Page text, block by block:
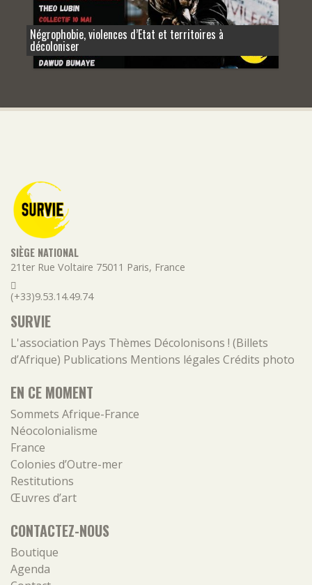
Négrophobie, violences d’Etat et territoires à
décoloniser
SIÈGE NATIONAL
21ter Rue Voltaire 75011 Paris, France
(+33)9.53.14.49.74
SURVIE
L'association Pays Thèmes Décolonisons ! (Billets
d’Afrique) Publications Mentions légales Crédits photo
EN CE MOMENT
Sommets Afrique-France
Néocolonialisme
France
Colonies d’Outre-mer
Restitutions
Œuvres d’art
CONTACTEZ-NOUS
Boutique
Agenda